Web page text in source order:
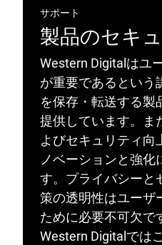
サポート
製品のセキ
Western Digitalはユ
が重要であるという
を保存・転送する製
提供しています。ま
よびセキュリティ向
ノベーションと強化
す。プライバシーと
策の透明性はユーザ
ために必要不可欠で
Western Digitalでは